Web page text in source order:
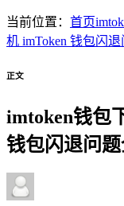
当前位置： 首页
机 imToken 钱包闪
正文
imtoken钱包
钱包闪退问